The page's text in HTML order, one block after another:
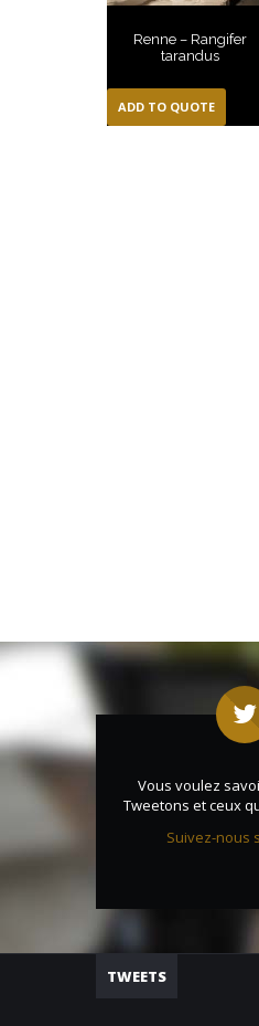
Renne – Rangifer
tarandus
ADD TO QUOTE
Vous voulez
Tweetons et ceux
Suivez-nous
TWEETS